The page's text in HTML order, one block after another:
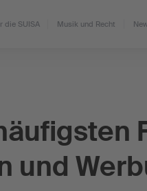
die SUISA Musik und Recht
und